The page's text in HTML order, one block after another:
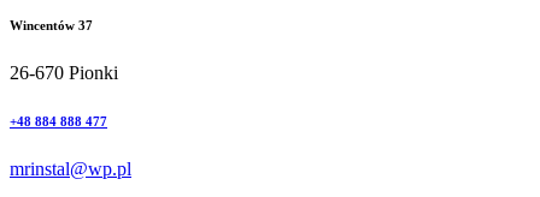
Wincentów 37
26-670 Pionki
+48 884 888 477
mrinstal@wp.pl